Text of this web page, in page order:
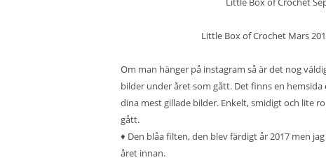
Little Box of Crochet Mars
Om man hänger på instagram så är det nog
bilder under året som gått. Det finns en hemsida
dina mest gillade bilder. Enkelt, smidigt och lite
gått.
♦ Den blåa filten, den blev färdigt år 2017 men
året innan.